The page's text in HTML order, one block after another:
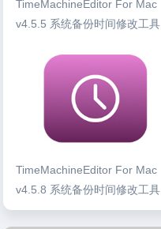
TimeMachineEditor For Mac
v4.5.5 系统备份时间修改工具
TimeMachineEditor For Mac
v4.5.8 系统备份时间修改工具